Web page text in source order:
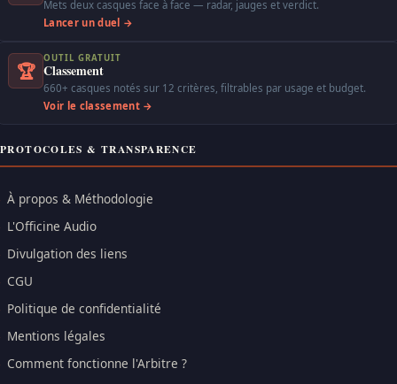
Mets deux casques face à face — radar, jauges et verdict.
Lancer un duel →
🏆
OUTIL GRATUIT
Classement
660+ casques notés sur 12 critères, filtrables par usage et budget.
Voir le classement →
PROTOCOLES & TRANSPARENCE
À propos & Méthodologie
L'Officine Audio
Divulgation des liens
CGU
Politique de confidentialité
Mentions légales
Comment fonctionne l'Arbitre ?